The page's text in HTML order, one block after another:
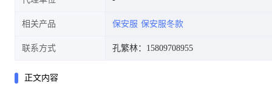
相关产品 保安服 保安服冬款
联系方式 孔繁林：15809708955
正文内容